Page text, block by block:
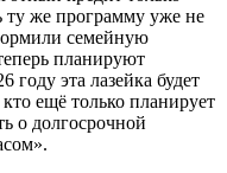
ту же программу уже не
семейную
планируют
году эта лазейка будет
ещё только планирует
о долгосрочной